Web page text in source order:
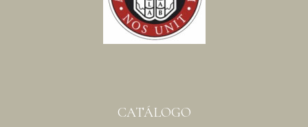
CATÁLOGO